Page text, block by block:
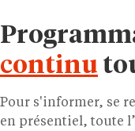
continu
Pour s'informer, se
en présentiel, toute